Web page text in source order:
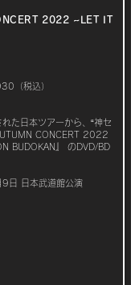
2022 ~LET IT
（税込）
た日本ツアーから、“神セ
CONCERT 2022
BUDOKAN』 のDVD/BD
日 日本武道館公演